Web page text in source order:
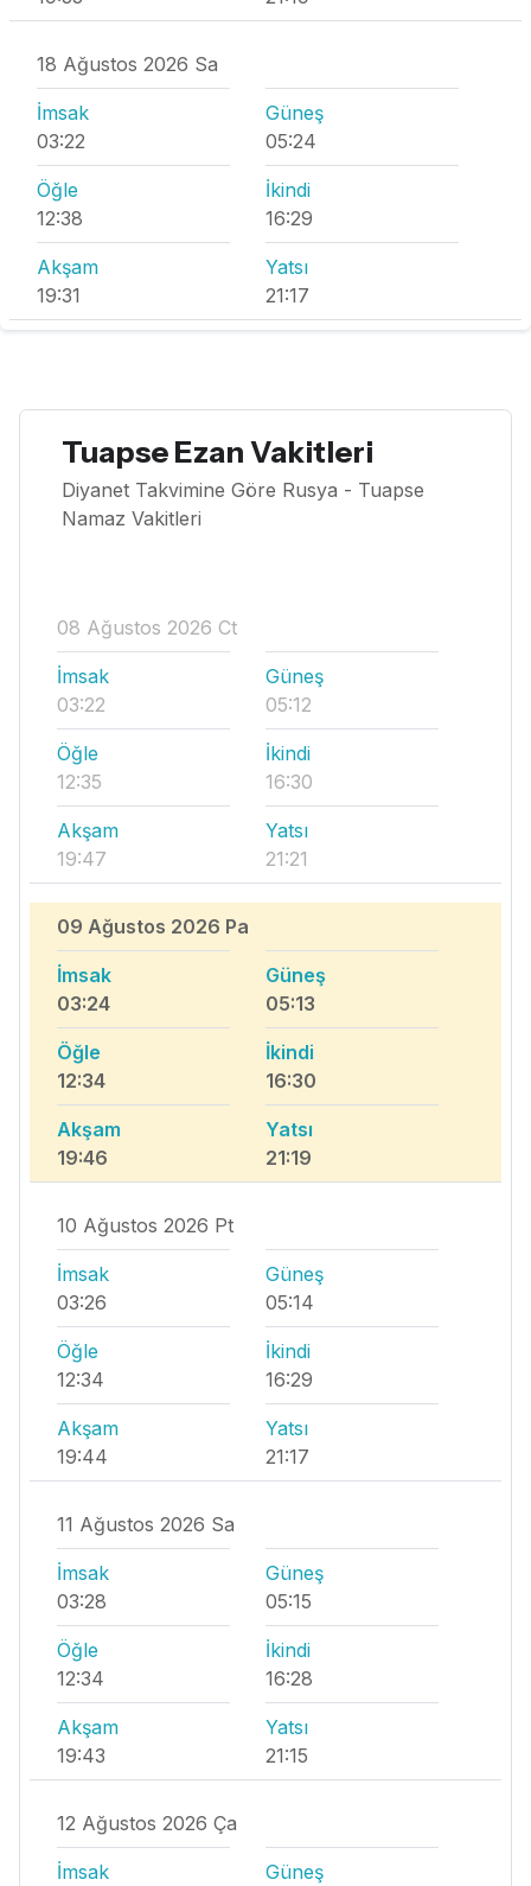
18 Ağustos 2026 Sa
İmsak
03:22
Güneş
05:24
Öğle
12:38
İkindi
16:29
Akşam
19:31
Yatsı
21:17
Tuapse Ezan Vakitleri
Diyanet Takvimine Göre Rusya - Tuapse
Namaz Vakitleri
08 Ağustos 2026 Ct
İmsak
03:22
Güneş
05:12
Öğle
12:35
İkindi
16:30
Akşam
19:47
Yatsı
21:21
09 Ağustos 2026 Pa
İmsak
03:24
Güneş
05:13
Öğle
12:34
İkindi
16:30
Akşam
19:46
Yatsı
21:19
10 Ağustos 2026 Pt
İmsak
03:26
Güneş
05:14
Öğle
12:34
İkindi
16:29
Akşam
19:44
Yatsı
21:17
11 Ağustos 2026 Sa
İmsak
03:28
Güneş
05:15
Öğle
12:34
İkindi
16:28
Akşam
19:43
Yatsı
21:15
12 Ağustos 2026 Ça
İmsak Güneş